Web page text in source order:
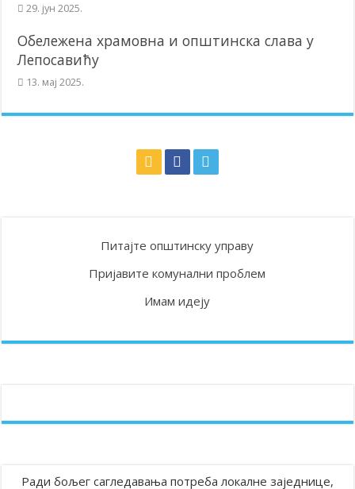
29. јун 2025.
Обележена храмовна и општинска слава у
Лепосавићу
13. мај 2025.
Питајте општинску управу
Пријавите комунални проблем
Имам идеју
Ради бољег сагледавања потреба локалне заједнице,